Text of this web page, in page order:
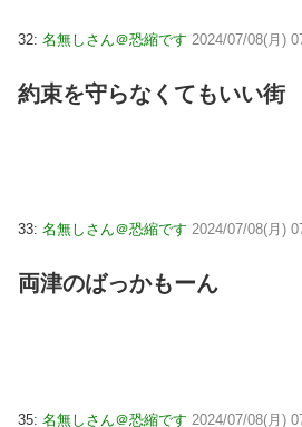
32: 名無しさん＠恐縮です 2024/07/08(月)
約束を守らなくてもいい街
33: 名無しさん＠恐縮です 2024/07/08(月)
両津のばっかもーん
35: 名無しさん＠恐縮です 2024/07/08(月)